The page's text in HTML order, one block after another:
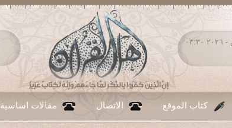
الجمعة ٠٧ - أغسطس - ٢٠٢٦ ٠٣:٣٠
كتاب الموقع الاتصال مقالات اساسية